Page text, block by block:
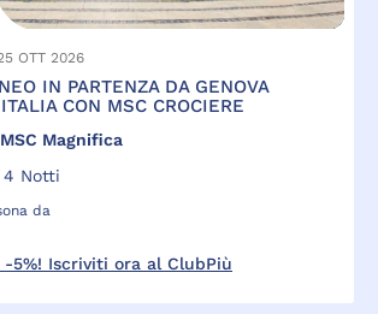
OTT 2026
IN PARTENZA DA GENOVA
CON MSC CROCIERE
MSC Magnifica
4 Notti
da
5%! Iscriviti ora al ClubPiù